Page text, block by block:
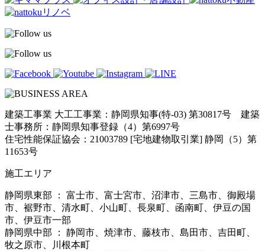
建築工事業 大工工事業：静岡県知事(特-03) 第30817号 建築
士事務所：静岡県知事登録（4）第6997号
住宅性能保証協会：21003789 [宅地建物取引業] 静岡（5）第
11653号
施工エリア
静岡県東部 ： 富士市、富士宮市、沼津市、三島市、御殿場
市、裾野市、清水町、小山町、長泉町、函南町、伊豆の国
市、伊豆市一部
静岡県中部 ： 静岡市、焼津市、藤枝市、島田市、吉田町、
牧之原市、川根本町